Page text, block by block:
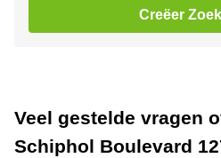
Creëer
Veel gestelde vragen
Schiphol Boulevard